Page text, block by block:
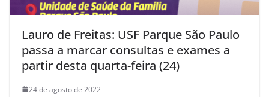
Lauro de Freitas: USF Parque São Paulo
passa a marcar consultas e exames a
partir desta quarta-feira (24)
24 de agosto de 2022